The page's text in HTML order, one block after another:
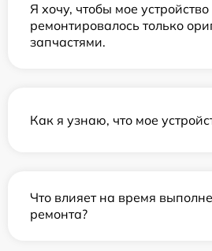
Я хочу, чтобы мое
ремонтировалось только
запчастями.
Как я узнаю, что мое
Что влияет на время
ремонта?